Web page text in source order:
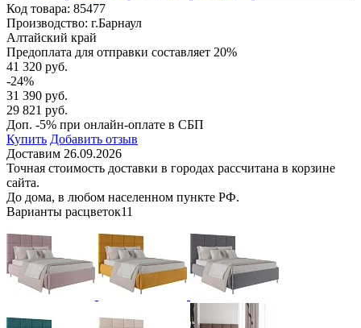
Код товара: 85477
Производство: г.Барнаул
Алтайский край
Предоплата для отправки составляет 20%
41 320 руб.
-24%
31 390 руб.
29 821 руб.
Доп. -5% при онлайн-оплате в СБП
Купить Добавить отзыв
Доставим 26.09.2026
Точная стоимость доставки в городах рассчитана в корзине
сайта.
До дома, в любом населенном пункте РФ.
Варианты расцветок11